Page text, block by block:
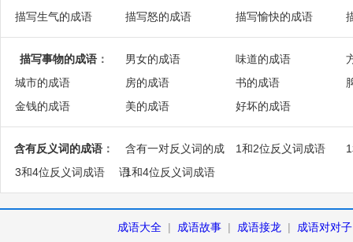
描写生气的成语
描写怒的成语 描写愉快的成语
描写事物的成语 ： 男女的成语 味道的成语
城市的成语
房的成语 书的成语
金钱的成语
美的成语 好坏的成语
含有反义词的成语 ：
含有一对反义词的成
语
1和2位反义词成语
3和4位反义词成语
1和4位反义词成语
成语大全 | 成语故事 | 成语接龙 |
成语对对子